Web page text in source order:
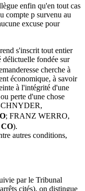
enfin qu'en tout cas
compte p survenu au
excuse pour
s'inscrit tout entier
délictuelle fondée sur
cherche à
économique, à savoir
à l'intégrité d'une
perte d'une chose
; FRANZ WERRO,
CO).
autres conditions,
par le Tribunal
cités), on distingue